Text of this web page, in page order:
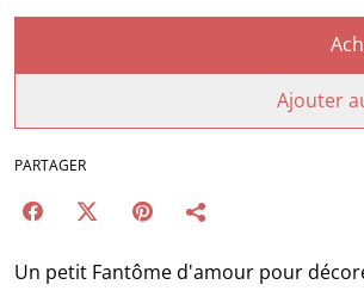
Ajouter
PARTAGER
Un petit Fantôme d'amour pour